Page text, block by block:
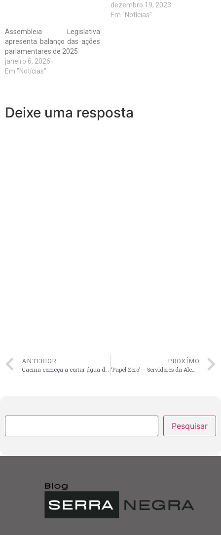
dezembro 19, 2023
Em "Notícias"
Assembleia Legislativa
apresenta balanço das ações
parlamentares de 2025
janeiro 6, 2026
Em "Notícias"
Deixe uma resposta
ANTERIOR PROXÍMO
‘Papel Zero’ – Servidores da Alema recebem treinamento no novo sistema Ecoprocessos
Pesquisar